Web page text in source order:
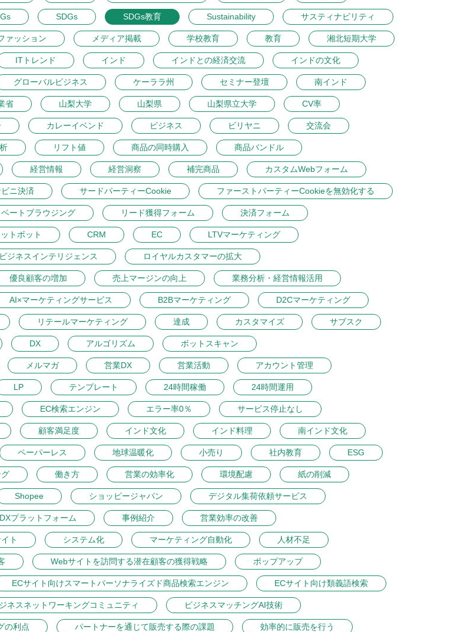
SDGs SDGs教育 Sustainability サスティナビリティ
ァッション メディア掲載 学校教育 教育 湘北短期大学
ITトレンド インド インドとの経済交流 インドの文化
グローバルビジネス ケーララ州 セミナー登壇 南インド
省 山梨大学 山梨県 山梨県立大学 CV率
カレーイベンド ビジネス ビリヤニ 交流会
リフト値 商品の同時購入 商品バンドル
経営情報 経営洞察 補完商品 カスタムWebフォーム
ビニ決済 サードパーティーCookie ファーストパーティーCookieを無効化する
ートブラウジング リード獲得フォーム 決済フォーム
トボット CRM EC LTVマーケティング
ビジネスインテリジェンス ロイヤルカスタマーの拡大
優良顧客の増加 売上マージンの向上 業務分析・経営情報活用
AI×マーケティングサービス B2Bマーケティング D2Cマーケティング
リテールマーケティング 達成 カスタマイズ サブスク
DX アルゴリズム ボットスキャン
メルマガ 営業DX 営業活動 アカウント管理
LP テンプレート 24時間稼働 24時間運用
EC検索エンジン エラー率0％ サービス停止なし
顧客満足度 インド文化 インド料理 南インド文化
ペーパーレス 地球温暖化 小売り 社内教育 ESG
働き方 営業の効率化 環境配慮 紙の削減
Shopee ショッピージャパン デジタル集荷依頼サービス
プラットフォーム 事例紹介 営業効率の改善
ト システム化 マーケティング自動化 人材不足
Webサイトを訪問する潜在顧客の獲得戦略 ポップアップ
ECサイト向けスマートパーソナライズド商品検索エンジン ECサイト向け類義語検索
ネスネットワーキングコミュニティ ビジネスマッチングAI技術
の利点 パートナーを通じて販売する際の課題 効率的に販売を行う